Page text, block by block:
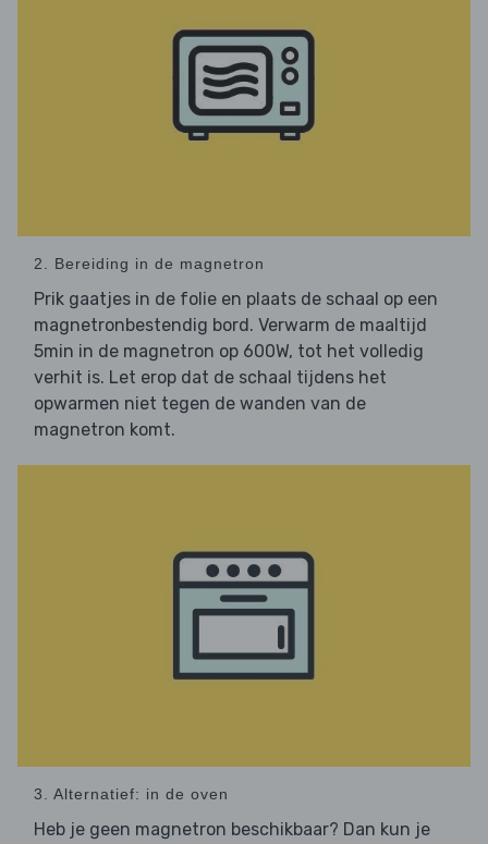
2. Bereiding in de magnetron
Prik gaatjes in de folie en plaats de schaal op een
magnetronbestendig bord. Verwarm de maaltijd
5min in de magnetron op 600W, tot het volledig
verhit is. Let erop dat de schaal tijdens het
opwarmen niet tegen de wanden van de
magnetron komt.
3. Alternatief: in de oven
Heb je geen magnetron beschikbaar? Dan kun je